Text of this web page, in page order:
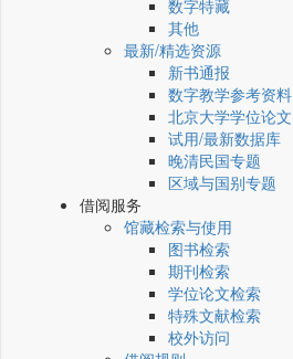
数字特藏
其他
最新/精选资源
新书通报
数字教学参考资料
北京大学学位论文
试用/最新数据库
晚清民国专题
区域与国别专题
借阅服务
馆藏检索与使用
图书检索
期刊检索
学位论文检索
特殊文献检索
校外访问